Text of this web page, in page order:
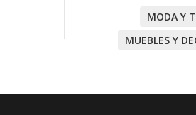
MODA Y
MUEBLES Y